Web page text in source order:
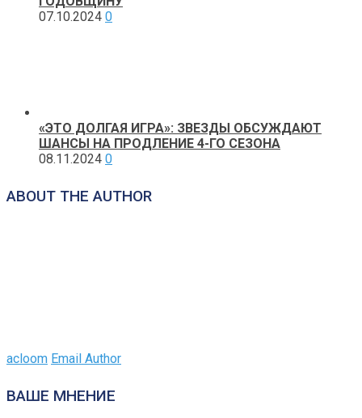
07.10.2024 0
«ЭТО ДОЛГАЯ ИГРА»: ЗВЕЗДЫ ОБСУЖДАЮТ
ШАНСЫ НА ПРОДЛЕНИЕ 4-ГО СЕЗОНА
08.11.2024 0
ABOUT THE AUTHOR
acloom Email Author
ВАШЕ МНЕНИЕ